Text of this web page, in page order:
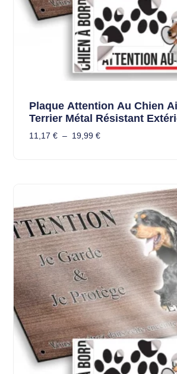
Plaque Attention Au Chien
Terrier Métal Résistant
11,17 € – 19,99 €